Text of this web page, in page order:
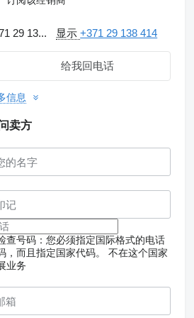
29 13... 显示+371 29 138 414
给我回电话
信息
卖方
查号码：您必须指定国际格式的电话
，而且指定国家代码。
不在这个国家
业务